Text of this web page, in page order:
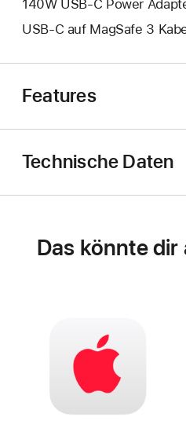
140W USB‑C Power
USB‑C auf MagSafe 3
Features
Technische Daten
Das könnte